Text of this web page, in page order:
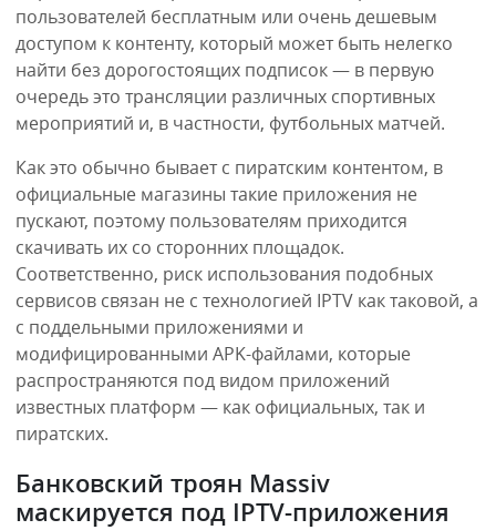
пользователей бесплатным или очень дешевым
доступом к контенту, который может быть нелегко
найти без дорогостоящих подписок — в первую
очередь это трансляции различных спортивных
мероприятий и, в частности, футбольных матчей.
Как это обычно бывает с пиратским контентом, в
официальные магазины такие приложения не
пускают, поэтому пользователям приходится
скачивать их со сторонних площадок.
Соответственно, риск использования подобных
сервисов связан не с технологией IPTV как таковой, а
с поддельными приложениями и
модифицированными APK-файлами, которые
распространяются под видом приложений
известных платформ — как официальных, так и
пиратских.
Банковский троян Massiv
маскируется под IPTV-приложения